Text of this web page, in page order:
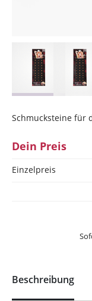
Schmucksteine für
Dein Preis
Einzelpreis
Beschreibung